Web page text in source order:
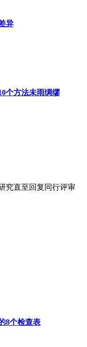
异
个方法未雨绸缪
究直至回复同行评审
8个检查表